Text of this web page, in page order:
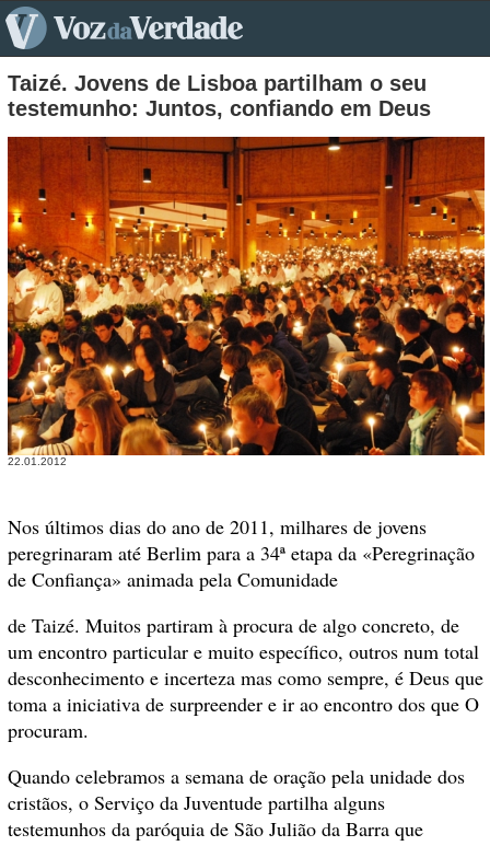
Taizé. Jovens de Lisboa partilham o seu
testemunho: Juntos, confiando em Deus
22.01.2012
Nos últimos dias do ano de 2011, milhares de jovens
peregrinaram até Berlim para a 34ª etapa da «Peregrinação
de Confiança» animada pela Comunidade
de Taizé. Muitos partiram à procura de algo concreto, de
um encontro particular e muito específico, outros num total
desconhecimento e incerteza mas como sempre, é Deus que
toma a iniciativa de surpreender e ir ao encontro dos que O
procuram.
Quando celebramos a semana de oração pela unidade dos
cristãos, o Serviço da Juventude partilha alguns
testemunhos da paróquia de São Julião da Barra que